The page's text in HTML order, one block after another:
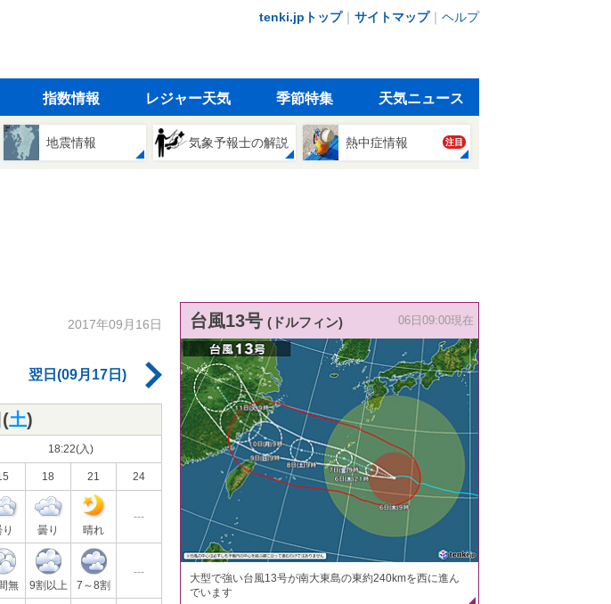
tenki.jpトップ｜ サイトマップ｜ ヘルプ
指数情報 レジャー天気 季節特集 天気ニュース
地震情報 気象予報士の解説 熱中症情報 注目
2017年09月16日
翌日(09月17日)
土)
18:22(入)
18 21 24
曇り 晴れ
---
無 9割以上 7～8割
---
台風13号 (ドルフィン) 06日09:00現在
大型で強い台風13号が南大東島の東約240kmを西に進ん
でいます